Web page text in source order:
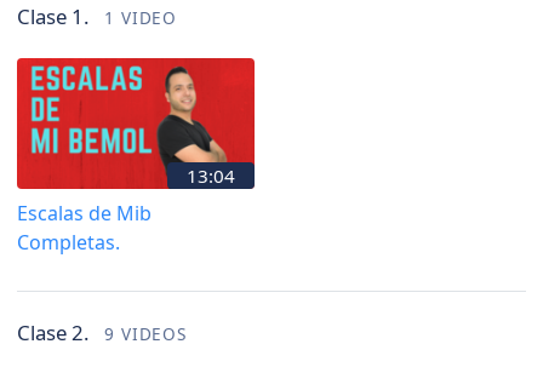
Clase 1. 1 VIDEO
13:04
Escalas de Mib
Completas.
Clase 2. 9 VIDEOS